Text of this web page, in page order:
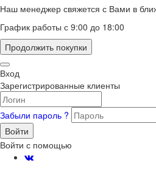
Наш менеджер свяжется с Вами в
График работы с 9:00 до 18:00
Продолжить покупки
Вход
Зарегистрированные клиенты
Забыли пароль ?
Войти
Войти с помощью